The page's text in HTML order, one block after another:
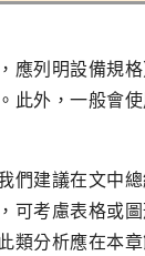
應列明設備規
此外，一般會
們建議在文中
可考慮表格或
類分析應在本章